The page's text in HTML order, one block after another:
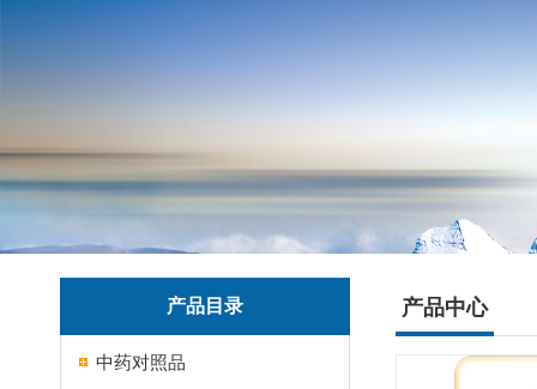
产品目录
中药对照品
产品中心